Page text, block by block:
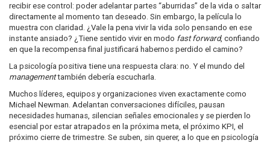
recibir ese control: poder adelantar partes “aburridas” de la vida o saltar
directamente al momento tan deseado. Sin embargo, la película lo
muestra con claridad. ¿Vale la pena vivir la vida solo pensando en ese
instante ansiado? ¿Tiene sentido vivir en modo fast forward, confiando
en que la recompensa final justificará habernos perdido el camino?
La psicología positiva tiene una respuesta clara: no. Y el mundo del
managementtambién debería escucharla.
Muchos líderes, equipos y organizaciones viven exactamente como
Michael Newman. Adelantan conversaciones difíciles, pausan
necesidades humanas, silencian señales emocionales y se pierden lo
esencial por estar atrapados en la próxima meta, el próximo KPI, el
próximo cierre de trimestre. Se suben, sin querer, a lo que en psicología